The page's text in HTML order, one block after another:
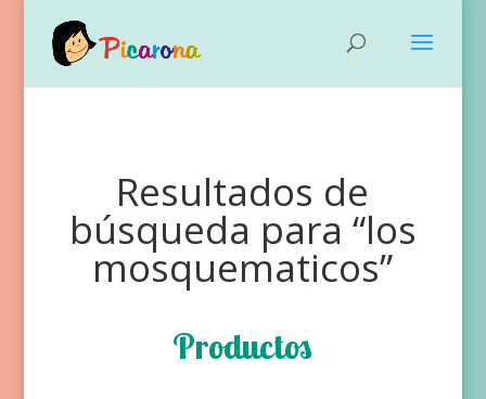
Resultados de
búsqueda para “los
mosquematicos”
Productos